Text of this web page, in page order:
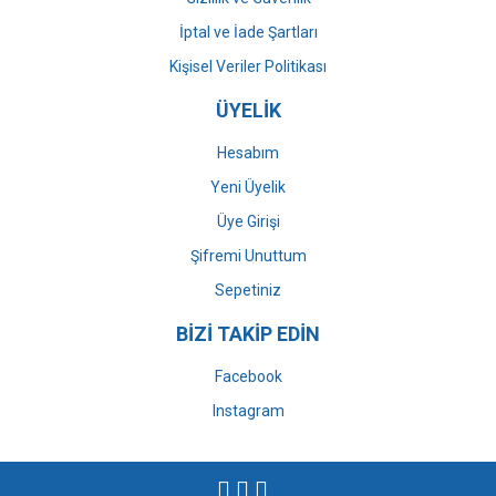
İptal ve İade Şartları
Kişisel Veriler Politikası
ÜYELİK
Hesabım
Yeni Üyelik
Üye Girişi
Şifremi Unuttum
Sepetiniz
BİZİ TAKİP EDİN
Facebook
Instagram